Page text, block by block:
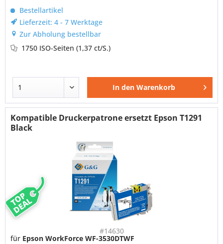
Bestellartikel
Lieferzeit: 4 - 7 Werktage
Zur Abholung bestellbar
1750 ISO-Seiten(1,37 ct/S.)
In den Warenkorb
TOP
DEAL
Kompatible Druckerpatrone ersetzt Epson T1291
Black
#14630
für Epson WorkForce WF-3530DTWF